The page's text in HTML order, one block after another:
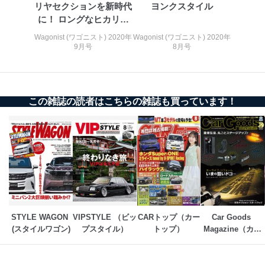
株式会社富士山マガジンサービス
代表取締役会長 西野 伸一郎
個人情報保護管理者: 経営管理グループディレクター 前
りです。
利用目的
1
当社の定期購読サ
ービス等をご利用
の方の個人情報
購入商品の配送のため
商品代金回収のため
ｅメール等による商品、サービ
ス、キャンペーン等の広告の案内
のため
個人が特定できない形で取得した
閲覧履歴や購買履歴等の情報を分
析して、趣味・嗜好に
応じた新商品・サービスに関する
広告のため
当社にお問合わせ
お問い合わせ対応、トラブル対
リヤセクションを新時代
に！ ロングなヒカリモ
ノ！
Wagonist (ワゴニスト) 2020年
9月号
ヨンクスタイル
Wagonist (ワゴニスト) 2020年
8月号
この雑誌の読者はこちらの雑誌も買っています！
STYLE WAGON
(スタイルワゴン)
VIPSTYLE （ビッ
プスタイル）
CARトップ（カー
トップ）
Car Goods
Magazine（カー